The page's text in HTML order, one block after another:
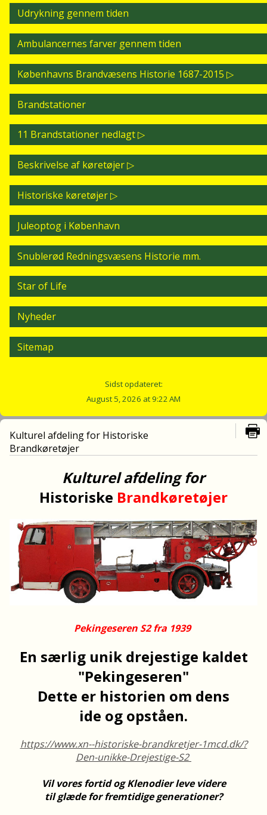
Udrykning gennem tiden
Ambulancernes farver gennem tiden
Københavns Brandvæsens Historie 1687-2015
Brandstationer
11 Brandstationer nedlagt
Beskrivelse af køretøjer
Historiske køretøjer
Juleoptog i København
Snublerød Redningsvæsens Historie mm.
Star of Life
Nyheder
Sitemap
Sidst opdateret:
August 5, 2026 at 9:22 AM
Kulturel afdeling for Historiske
Brandkøretøjer
Kulturel afdeling for
Historiske Brandkøretøjer
Pekingeseren S2 fra 1939
En særlig unik drejestige kaldet
"Pekingeseren"
Dette er historien om dens
ide og opståen.
https://www.xn--historiske-brandkretjer-1mcd.dk/?
Den-unikke-Drejestige-S2
Vil vores fortid og Klenodier leve videre
til glæde for fremtidige generationer?